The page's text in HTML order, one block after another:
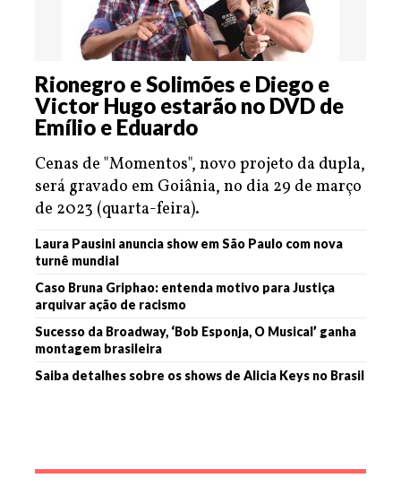
Rionegro e Solimões e Diego e
Victor Hugo estarão no DVD de
Emílio e Eduardo
Cenas de "Momentos", novo projeto da dupla,
será gravado em Goiânia, no dia 29 de março
de 2023 (quarta-feira).
Laura Pausini anuncia show em São Paulo com nova
turnê mundial
Caso Bruna Griphao: entenda motivo para Justiça
arquivar ação de racismo
Sucesso da Broadway, ‘Bob Esponja, O Musical’ ganha
montagem brasileira
Saiba detalhes sobre os shows de Alicia Keys no Brasil